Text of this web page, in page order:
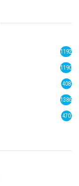
1192
1190
408
1386
470